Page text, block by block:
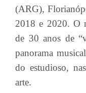
(ARG),
2018 e 2020. O
de 30 anos de
panorama
do estudioso,
arte.